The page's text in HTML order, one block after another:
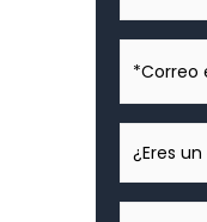
teléfono
cliente